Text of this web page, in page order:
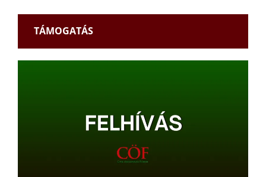
TÁMOGATÁS